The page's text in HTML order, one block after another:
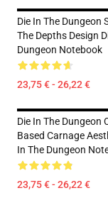
Die In The Dungeon
The Depths Design
Dungeon Notebook
23,75 € - 26,22 €
Die In The Dungeon
Based Carnage
In The Dungeon
23,75 € - 26,22 €